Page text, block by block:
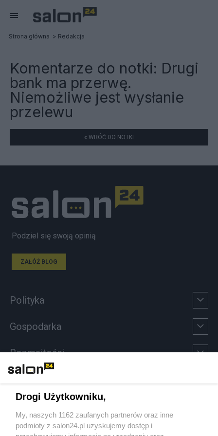
Strona główna Redakcja
Komentarze do notki: Drugi
bank ma przerwę.
Niemożliwe jest wysłanie
przelewu
« WRÓĆ DO NOTKI
Podziel się swoją opinią
ZAŁÓŻ BLOG
Polityka
Gospodarka
Rozmaitości
Sport
Społeczeństwo
Drogi Użytkowniku,
My, naszych 1162 zaufanych partnerów oraz inne
podmioty z salon24.pl uzyskujemy dostęp i